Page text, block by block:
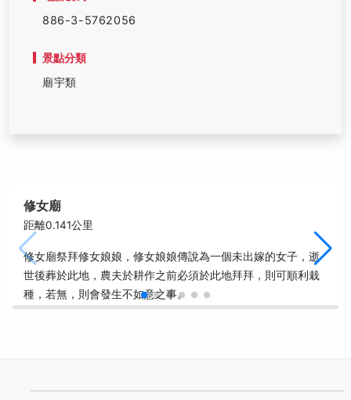
886-3-5762056
景點分類
廟宇類
修女廟
距離0.141公里
修女廟祭拜修女娘娘，修女娘娘傳說為一個未出嫁的女子，逝
世後葬於此地，農夫於耕作之前必須於此地拜拜，則可順利栽
種，若無，則會發生不如意之事。